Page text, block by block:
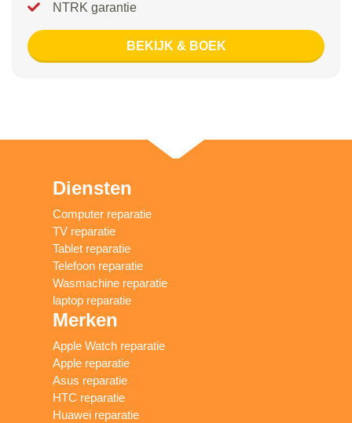
NTRK garantie
BEKIJK & BOEK
Diensten
Computer reparatie
TV reparatie
Tablet reparatie
Telefoon reparatie
Wasmachine reparatie
laptop reparatie
Merken
Apple Watch reparatie
Apple reparatie
Asus reparatie
HTC reparatie
Huawei reparatie